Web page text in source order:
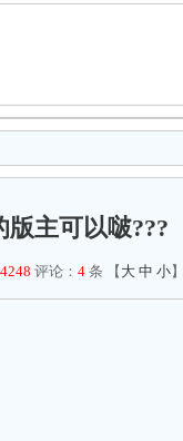
主可以啵???
4248 评论： 4 条 【 大 中 小】